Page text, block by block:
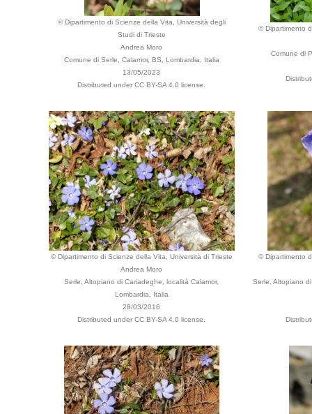
© Dipartimento di Scienze della Vita, Università degli
Studi di Trieste
Andrea Moro
Comune di Serle, Calamor, BS, Lombardia, Italia
13/05/2023
Distributed under CC BY-SA 4.0 license.
© Dipartimento
Comune di
© Dipartimento di Scienze della Vita, Università di Trieste
Andrea Moro
Serle, Altopiano di Cariadeghe, località Calamor,
Lombardia, Italia
28/03/2016
Distributed under CC BY-SA 4.0 license.
© Dipartimento
Serle, Altopiano